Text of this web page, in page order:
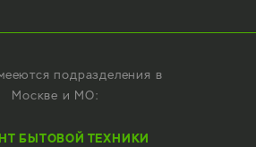
подразделения в
Москве и МО:
БЫТОВОЙ ТЕХНИКИ